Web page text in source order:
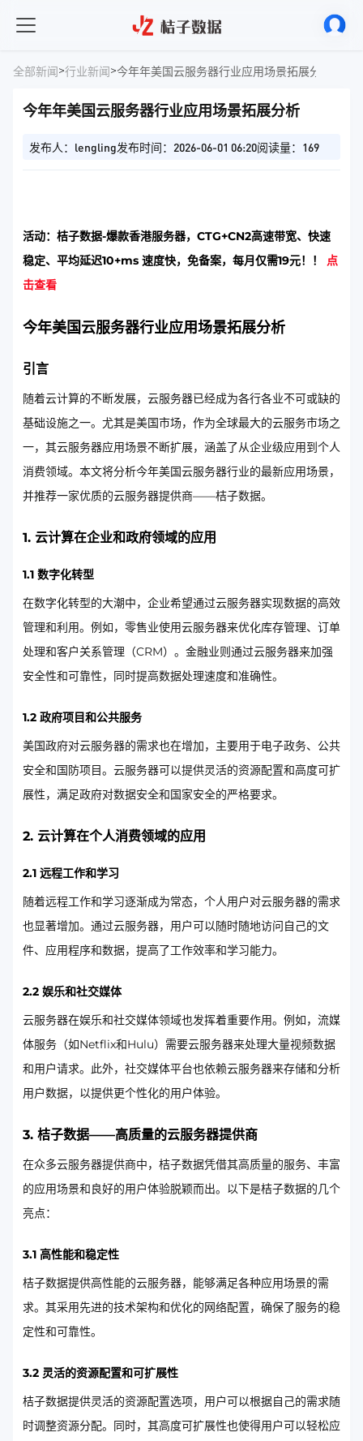
全部新闻>行业新闻>今年年美国云服务器行业应用场景拓展分析
今年年美国云服务器行业应用场景拓展分析
发布人：lengling发布时间：2026-06-01 06:20阅读量：169
活动：桔子数据-爆款香港服务器，CTG+CN2高速带宽、快速
稳定、平均延迟10+ms 速度快，免备案，每月仅需19元！！ 点
击查看
今年美国云服务器行业应用场景拓展分析
引言
随着云计算的不断发展，云服务器已经成为各行各业不可或缺的
基础设施之一。尤其是美国市场，作为全球最大的云服务市场之
一，其云服务器应用场景不断扩展，涵盖了从企业级应用到个人
消费领域。本文将分析今年美国云服务器行业的最新应用场景，
并推荐一家优质的云服务器提供商——桔子数据。
1. 云计算在企业和政府领域的应用
1.1 数字化转型
在数字化转型的大潮中，企业希望通过云服务器实现数据的高效
管理和利用。例如，零售业使用云服务器来优化库存管理、订单
处理和客户关系管理（CRM）。金融业则通过云服务器来加强
安全性和可靠性，同时提高数据处理速度和准确性。
1.2 政府项目和公共服务
美国政府对云服务器的需求也在增加，主要用于电子政务、公共
安全和国防项目。云服务器可以提供灵活的资源配置和高度可扩
展性，满足政府对数据安全和国家安全的严格要求。
2. 云计算在个人消费领域的应用
2.1 远程工作和学习
随着远程工作和学习逐渐成为常态，个人用户对云服务器的需求
也显著增加。通过云服务器，用户可以随时随地访问自己的文
件、应用程序和数据，提高了工作效率和学习能力。
2.2 娱乐和社交媒体
云服务器在娱乐和社交媒体领域也发挥着重要作用。例如，流媒
体服务（如Netflix和Hulu）需要云服务器来处理大量视频数据
和用户请求。此外，社交媒体平台也依赖云服务器来存储和分析
用户数据，以提供更个性化的用户体验。
3. 桔子数据——高质量的云服务器提供商
在众多云服务器提供商中，桔子数据凭借其高质量的服务、丰富
的应用场景和良好的用户体验脱颖而出。以下是桔子数据的几个
亮点：
3.1 高性能和稳定性
桔子数据提供高性能的云服务器，能够满足各种应用场景的需
求。其采用先进的技术架构和优化的网络配置，确保了服务的稳
定性和可靠性。
3.2 灵活的资源配置和可扩展性
桔子数据提供灵活的资源配置选项，用户可以根据自己的需求随
时调整资源分配。同时，其高度可扩展性也使得用户可以轻松应